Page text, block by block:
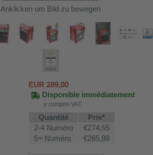
Anklicken um Bild zu bewegen
EUR 289,00
Disponible immédiatement
y compris VAT
Quantité
Prix*
2-4 Numéro
€274,55
5+ Numéro
€265,88